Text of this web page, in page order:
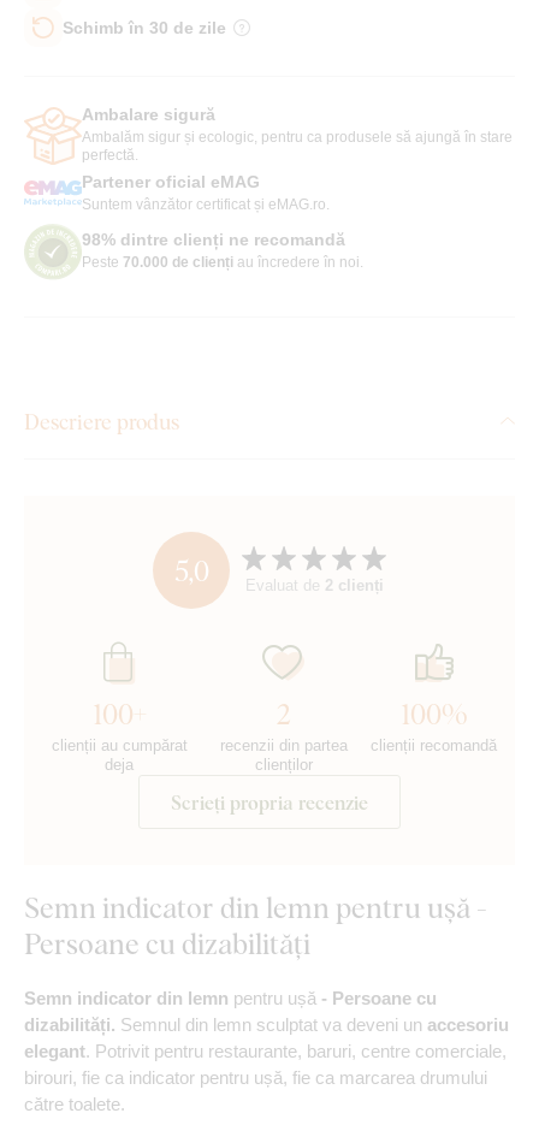
Schimb în 30 de zile
Ambalare sigură
Ambalăm sigur și ecologic, pentru ca produsele să ajungă în stare
perfectă.
Partener oficial eMAG
Suntem vânzător certificat și eMAG.ro.
98% dintre clienți ne recomandă
Peste 70.000 de clienți au încredere în noi.
Descriere produs
5,0 Evaluat de 2 clienți
100+
clienții au cumpărat
deja
2
recenzii din partea
clienților
100%
clienții recomandă
Scrieți propria recenzie
Semn indicator din lemn pentru ușă -
Persoane cu dizabilități
Semn indicator din lemn pentru ușă - Persoane cu
dizabilități. Semnul din lemn sculptat va deveni un accesoriu
elegant. Potrivit pentru restaurante, baruri, centre comerciale,
birouri, fie ca indicator pentru ușă, fie ca marcarea drumului
către toalete.